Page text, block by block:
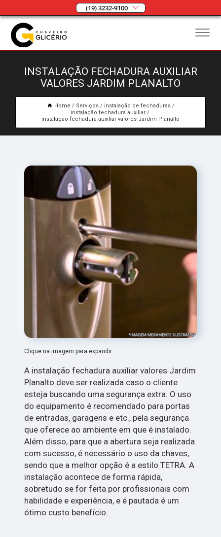
(19) 3232-9100
INSTALAÇÃO FECHADURA AUXILIAR
VALORES JARDIM PLANALTO
Home Serviços
instalação de fechaduras
instalação fechadura auxiliar
instalação fechadura auxiliar valores Jardim Planalto
Clique na imagem para expandir
A instalação fechadura auxiliar valores Jardim
Planalto deve ser realizada caso o cliente
esteja buscando uma segurança extra. O uso
do equipamento é recomendado para portas
de entradas, garagens e etc., pela segurança
que oferece ao ambiente em que é instalado.
Além disso, para que a abertura seja realizada
com sucesso, é necessário o uso da chaves,
sendo que a melhor opção é a estilo TETRA. A
instalação acontece de forma rápida,
sobretudo se for feita por profissionais com
habilidade e experiência, e é pautada é um
ótimo custo benefício.